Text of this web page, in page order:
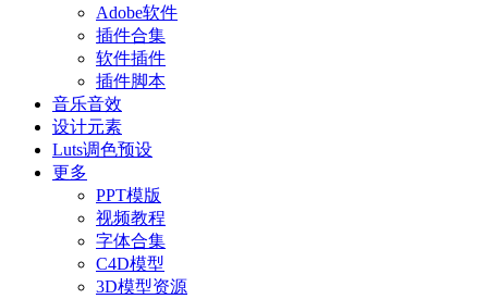
Adobe软件
插件合集
软件插件
插件脚本
音乐音效
设计元素
Luts调色预设
更多
PPT模版
视频教程
字体合集
C4D模型
3D模型资源